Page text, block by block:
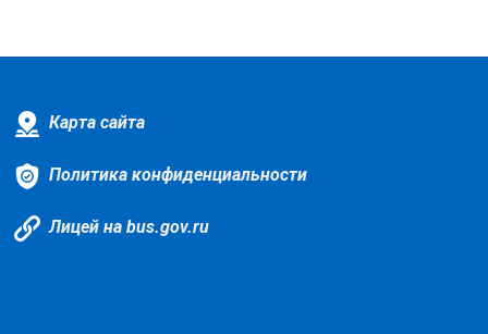
Карта сайта
Политика конфиденциальности
Лицей на bus.gov.ru